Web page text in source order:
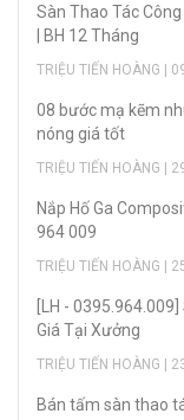
Sàn Thao Tác
| BH 12 Tháng
TRIỆU TIẾN HOÀNG |
08 bước mạ kẽm
nóng giá tốt
TRIỆU TIẾN HOÀNG |
Nắp Hố Ga
964 009
TRIỆU TIẾN HOÀNG |
[LH -
Giá Tại Xưởng
TRIỆU TIẾN HOÀNG |
Bán tấm sàn thao